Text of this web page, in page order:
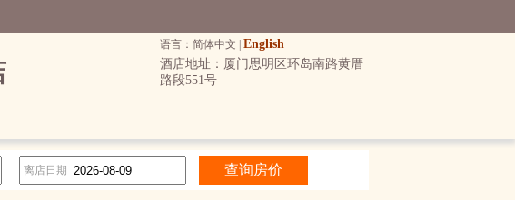
语言：简体中文 | English
酒店地址：厦门思明区环岛南路黄厝
路段551号
离店日期